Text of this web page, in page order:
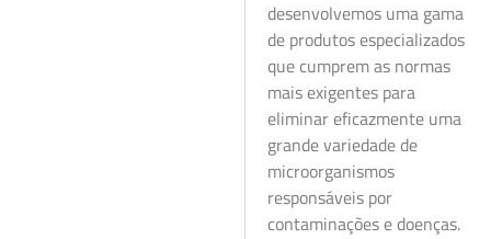
desenvolvemos uma gama
de produtos especializados
que cumprem as normas
mais exigentes para
eliminar eficazmente uma
grande variedade de
microorganismos
responsáveis por
contaminações e doenças.